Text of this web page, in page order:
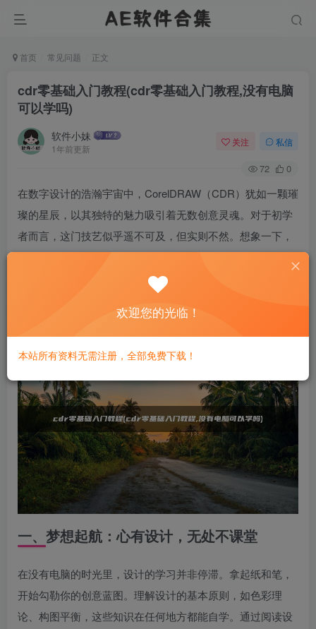
首页 常见问题 正文
cdr零基础入门教程(cdr零基础入门教程,没有电脑
可以学吗)
软件小妹
1年前更新
关注 私信
72 0
在数字设计的浩瀚宇宙中，CorelDRAW（CDR）犹如一颗璀
璨的星辰，以其独特的魅力吸引着无数创意灵魂。对于初学
者而言，这门技艺似乎遥不可及，但实则不然。想象一下，
即使你此刻手边没有电脑，那份对设计的渴望也能成为你启
航的风帆。让我们一起探索，如何在没有实体工具的限制
一、梦想起航：心有设计，无处不课堂
在没有电脑的时光里，设计的学习并非停滞。拿起纸和笔，
开始勾勒你的创意蓝图。理解设计的基本原则，如色彩理
论、构图平衡，这些知识在任何地方都能自学。通过阅读设
欢迎您的光临！
本站所有资料无需注册，全部免费下载！